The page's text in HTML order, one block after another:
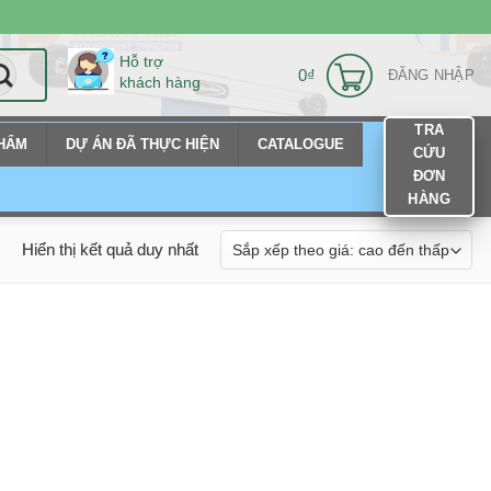
Hỗ trợ
khách hàng
0₫ ĐĂNG NHẬP
DỰ ÁN ĐÃ THỰC HIỆN CATALOGUE
TRA
CỨU
ĐƠN
HÀNG
Hiển thị kết quả duy nhất